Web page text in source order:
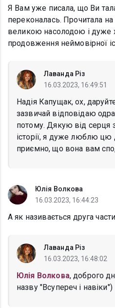
Я Вам уже писала, що Ви
переконалась. Прочитала
великою насолодою і дуже
продовження неймовірної
Лаванда Різ
16.03.2023, 16:49:51
Надія Капущак, ох,
зазвичай відповідаю
потому. Дякую від серця
історії, я дуже люблю цю
приємно, що вона вам
Юлія Волкова
16.03.2023, 16:44:23
А як називається друга
Лаванда Різ
16.03.2023, 16:48:02
Юлія Волкова, доброго
назву "Всупереч і навіки")